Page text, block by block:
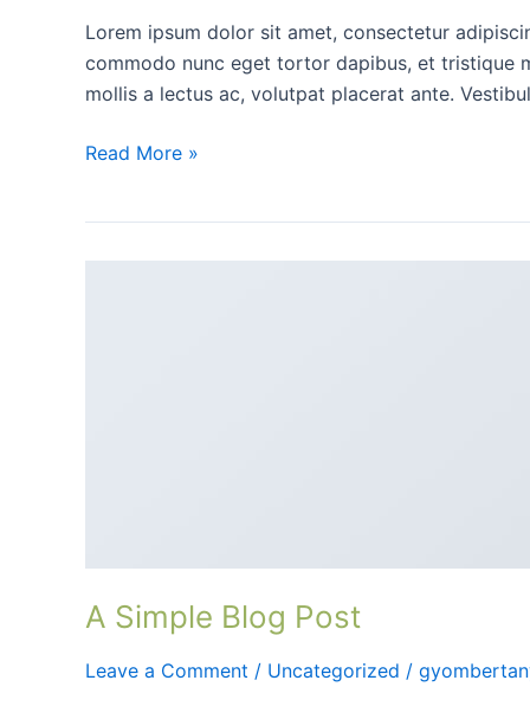
Lorem ipsum dolor sit amet, consectetur
commodo nunc eget tortor dapibus, et tristique
mollis a lectus ac, volutpat placerat ante.
Read More »
A Simple Blog Post
Leave a Comment / Uncategorized /